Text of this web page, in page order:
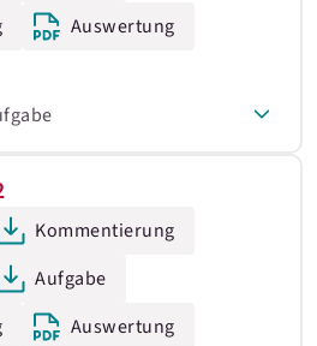
Auswertung
Kommentierung
Aufgabe
Auswertung